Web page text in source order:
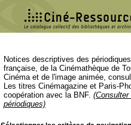
Notices descriptives des
française, de la Cinémathèque de
Cinéma et de l'image animée,
Les titres Cinémagazine et Paris-
coopération avec la BNF.
périodiques)